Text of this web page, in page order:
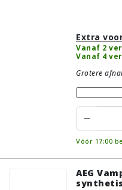
Extra
Vanaf 2
Vanaf 4
Grotere
Vóór 17:00
AEG